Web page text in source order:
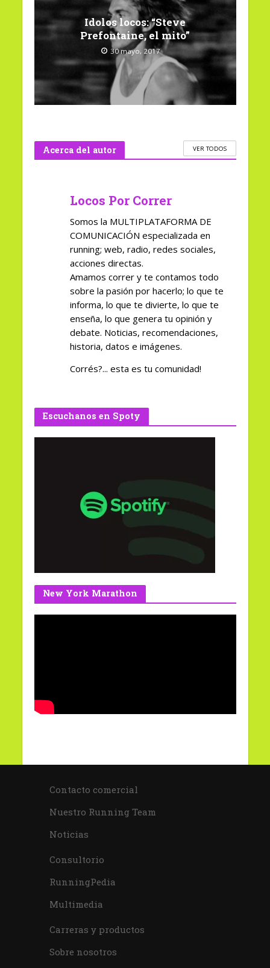
Idolos locos: “Steve
Prefontaine, el mito”
30 mayo, 2017
Acerca del autor VER TODOS
Locos Por Correr
Somos la MULTIPLATAFORMA DE
COMUNICACIÓN especializada en
running; web, radio, redes sociales,
acciones directas.
Amamos correr y te contamos todo
sobre la pasión por hacerlo; lo que te
informa, lo que te divierte, lo que te
enseña, lo que genera tu opinión y
debate. Noticias, recomendaciones,
historia, datos e imágenes.
Corrés?... esta es tu comunidad!
Escuchanos en Spoty
New York Marathon
Contacto comercial
Nuestro Running Team
Noticias
Consultorio
RunningPedia
Multimedia
Carreras y productos
Sobre nosotros